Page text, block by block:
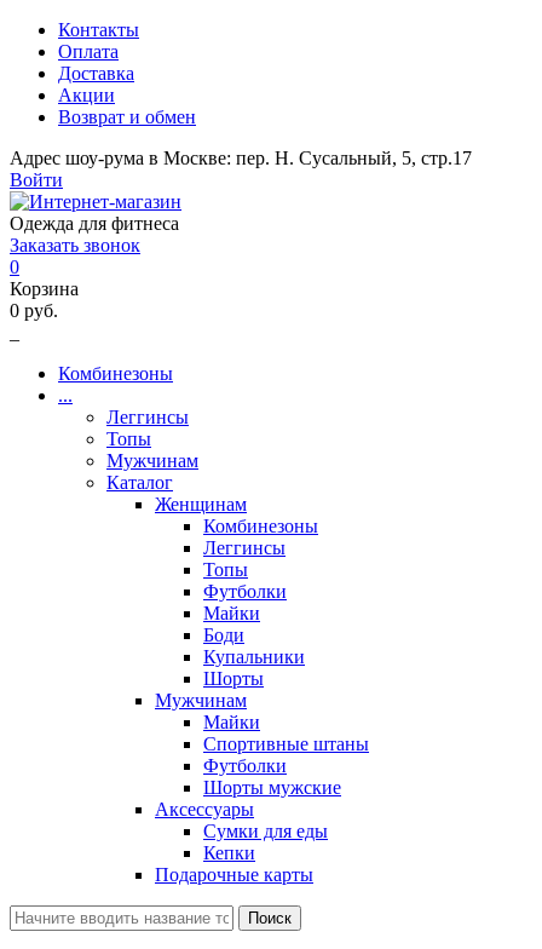
Контакты
Оплата
Доставка
Акции
Возврат и обмен
Адрес шоу-рума в Москве: пер. Н. Сусальный, 5, стр.17
Войти
Одежда для фитнеса
Заказать звонок
0
Корзина
0 руб.
Комбинезоны
...
Леггинсы
Топы
Мужчинам
Каталог
Женщинам
Комбинезоны
Леггинсы
Топы
Футболки
Майки
Боди
Купальники
Шорты
Мужчинам
Майки
Спортивные штаны
Футболки
Шорты мужские
Аксессуары
Сумки для еды
Кепки
Подарочные карты
Поиск